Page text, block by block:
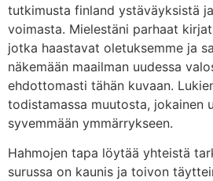
tutkimusta finland ystäväyksistä
voimasta. Mielestäni parhaat
jotka haastavat oletuksemme ja
näkemään maailman uudessa
ehdottomasti tähän kuvaan.
todistamassa muutosta, jokainen
syvemmään ymmärrykseen.
Hahmojen tapa löytää yhteistä
surussa on kaunis ja toivon